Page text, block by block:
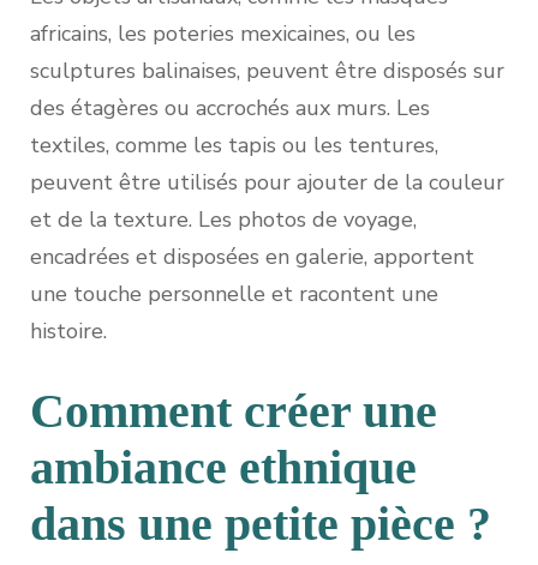
africains, les poteries mexicaines, ou les
sculptures balinaises, peuvent être disposés sur
des étagères ou accrochés aux murs. Les
textiles, comme les tapis ou les tentures,
peuvent être utilisés pour ajouter de la couleur
et de la texture. Les photos de voyage,
encadrées et disposées en galerie, apportent
une touche personnelle et racontent une
histoire.
Comment créer une
ambiance ethnique
dans une petite pièce ?